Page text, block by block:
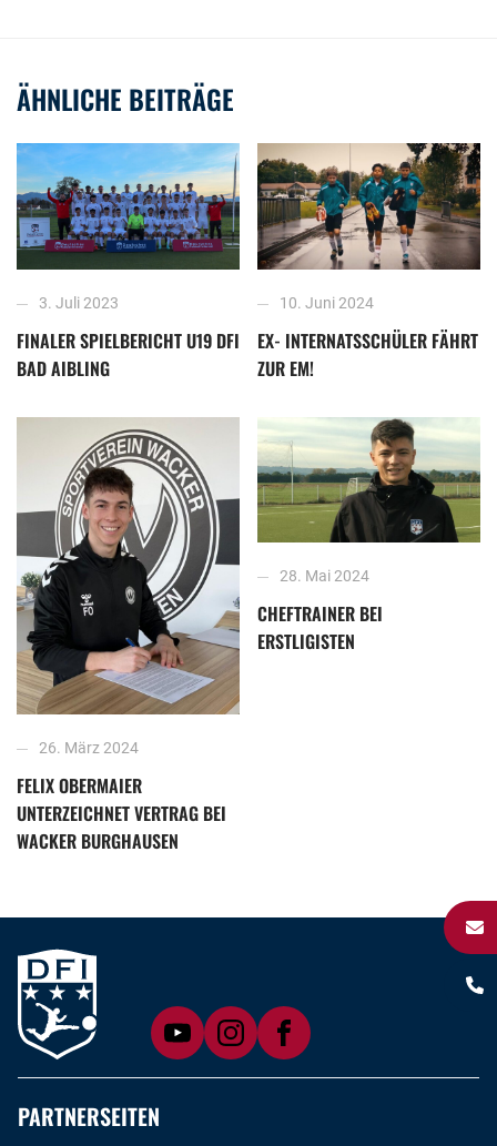
ÄHNLICHE BEITRÄGE
3. Juli 2023
FINALER SPIELBERICHT U19 DFI
BAD AIBLING
10. Juni 2024
EX- INTERNATSSCHÜLER FÄHRT
ZUR EM!
26. März 2024
FELIX OBERMAIER
UNTERZEICHNET VERTRAG BEI
WACKER BURGHAUSEN
28. Mai 2024
CHEFTRAINER BEI
ERSTLIGISTEN
PARTNERSEITEN